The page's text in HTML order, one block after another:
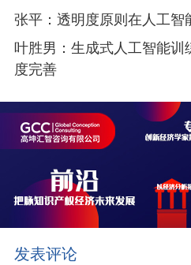
张平：透明度原则在人工智
叶胜男：生成式人工智能训
度完善
发表评论